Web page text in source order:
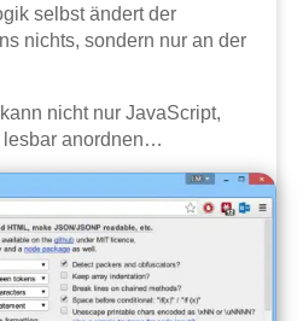
selbst ändert der
nichts, sondern nur an der
nicht nur JavaScript,
lesbar anordnen…